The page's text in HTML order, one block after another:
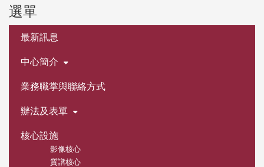
選單
最新訊息
中心簡介
業務職掌與聯絡方式
辦法及表單
核心設施
影像核心
質譜核心